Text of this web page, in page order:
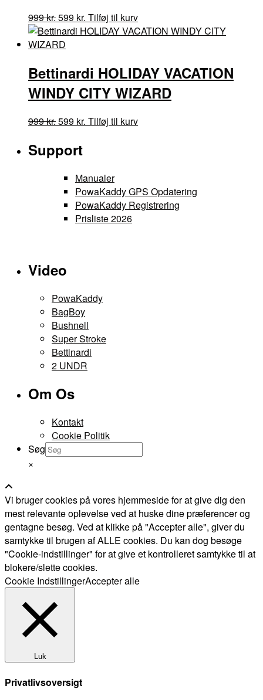
999kr.Den
oprindelige
pris
999 kr..
599 kr. Den
aktuelle
599 kr..
Tilføj til kurv
Bettinardi HOLIDAY VACATION
WINDY CITY WIZARD
999kr.Den
pris
var:
999 kr..
599 kr. Den
599 kr..
Tilføj til kurv
Support
Manualer
PowaKaddy GPS Opdatering
PowaKaddy Registrering
Prisliste 2026
Video
PowaKaddy
BagBoy
Bushnell
Super Stroke
Bettinardi
2 UNDR
Om Os
Kontakt
Cookie Politik
Søg
×
Vi bruger cookies på vores hjemmeside for at give dig den
mest relevante oplevelse ved at huske dine præferencer og
gentagne besøg. Ved at klikke på "Accepter alle", giver du
samtykke til brugen af ALLE cookies. Du kan dog besøge
"Cookie-indstillinger" for at give et kontrolleret samtykke til at
blokere/slette cookies.
Cookie IndstillingerAccepter alle
Luk
Privatlivsoversigt